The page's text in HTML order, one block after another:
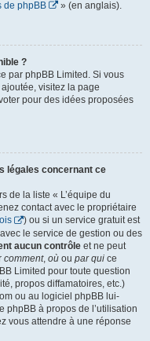
de phpBB » (en anglais).
?
par phpBB Limited. Si vous
visitez la page
pour des idées proposées
légales concernant ce
de la liste « L’équipe du
contact avec le propriétaire
) ou si un service gratuit est
le service de gestion ou des
aucun contrôle et ne peut
comment, où ou par qui ce
Limited pour toute question
propos diffamatoires, etc.)
ou au logiciel phpBB lui-
phpBB à propos de l’utilisation
vous attendre à une réponse